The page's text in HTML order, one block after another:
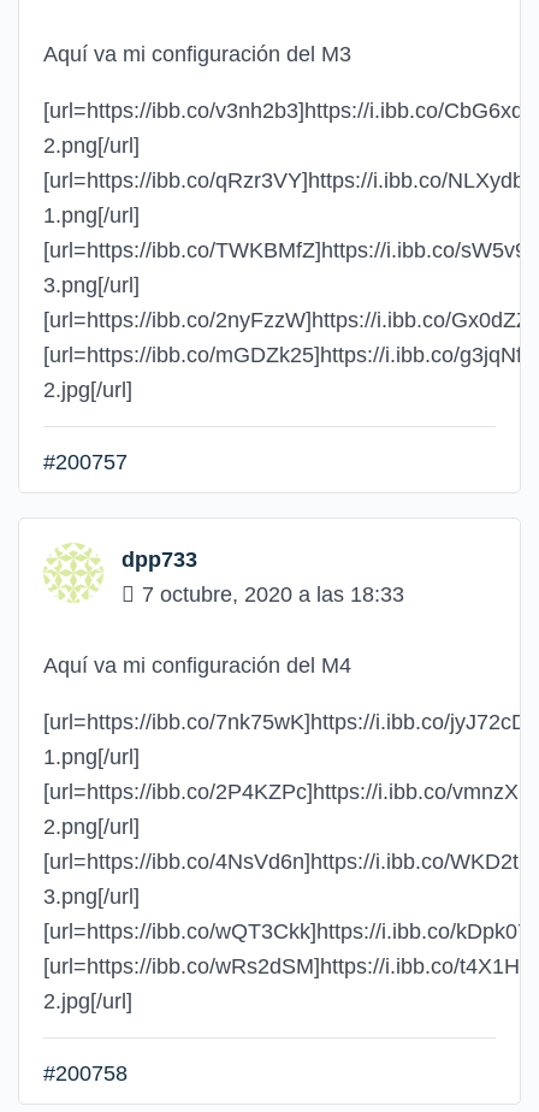
Aquí va mi configuración del M3
[url=https://ibb.co/v3nh2b3]https://i.ibb.co/
2.png[/url]
[url=https://ibb.co/qRzr3VY]https://i.ibb.co/
1.png[/url]
[url=https://ibb.co/TWKBMfZ]https://i.ibb.co/
3.png[/url]
[url=https://ibb.co/2nyFzzW]https://i.ibb.co/
[url=https://ibb.co/mGDZk25]https://i.ibb.co/
2.jpg[/url]
#200757
dpp733
7 octubre, 2020 a las 18:33
Aquí va mi configuración del M4
[url=https://ibb.co/7nk75wK]https://i.ibb.co/
1.png[/url]
[url=https://ibb.co/2P4KZPc]https://i.ibb.co/
2.png[/url]
[url=https://ibb.co/4NsVd6n]https://i.ibb.co/
3.png[/url]
[url=https://ibb.co/wQT3Ckk]https://i.ibb.co/
[url=https://ibb.co/wRs2dSM]https://i.ibb.co/
2.jpg[/url]
#200758